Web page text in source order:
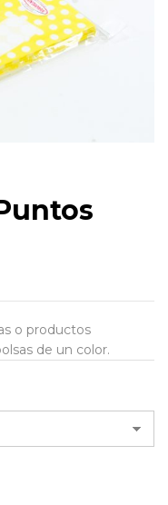
o productos
de un color.